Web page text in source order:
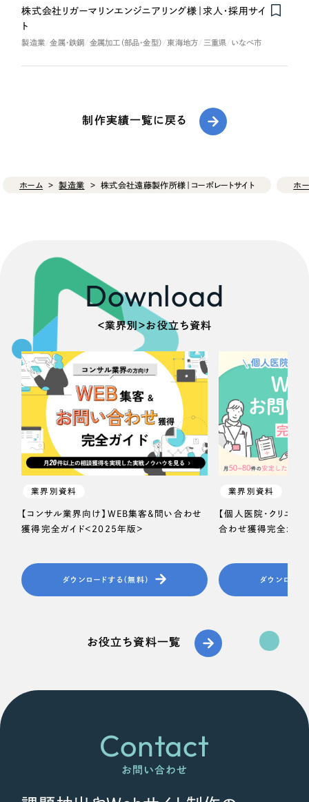
Nominee
株式会社リガーマリンエンジニアリング様｜求人・採用サイ
ト
製造業 金属・鉄鋼 金属加工（部品・金型） 東海地方 三重県 いなべ市
制作実績一覧に戻る
ホーム 製造業 株式会社遠藤製作所様｜コーポレートサイト ホ
Download
＜業界別＞お役立ち資料
業界別資料
【コンサル業界向け】WEB集客＆問い合わせ
獲得完全ガイド＜2025年版＞
ダウンロードする（無料）
業界別資料
【個人医院・クリニッ
合わせ獲得完全ガイ
ダウンロード
お役立ち資料一覧
Contact
お問い合わせ